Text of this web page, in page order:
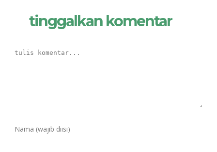
tinggalkan komentar